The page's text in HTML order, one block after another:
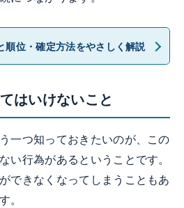
順位・確定方法をやさしく解説
はいけないこと
一つ知っておきたいのが、この
い行為があるということです。
できなくなってしまうこともあ
。